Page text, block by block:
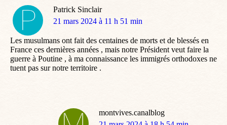
Patrick Sinclair
dit
21 mars 2024 à 11 h 51 min
Les musulmans ont fait des centaines de morts et de blessés en
France ces dernières années , mais notre Président veut faire la
guerre à Poutine , à ma connaissance les immigrés orthodoxes ne
tuent pas sur notre territoire .
montvives.canalblog